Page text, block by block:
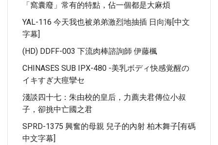
「窩囊廢」常有的特點，佔一個都是大麻煩
YAL-116 今天我也被弟弟激烈地抽插 日向海[中文
字幕]
(HD) DDFF-003 下流肉棒諮詢師 伊藤楓
CHINASES SUB IPX-480 -美乳ボディ快感覚醒の
イキすぎ大痙攣セ
淺談四十七：朱由校的皇后，力薦夫君傳位小叔
子，卻挑中亡國之君
SPRD-1375 興奮的母親 兒子的內射 柏木舞子[有碼
中文字幕]